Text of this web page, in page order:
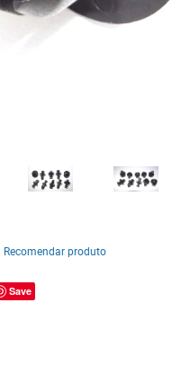
Recomendar produto
Save